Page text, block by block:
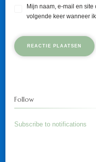
Mijn naam, e-mail en
volgende keer wanneer
Follow
Subscribe to notifications